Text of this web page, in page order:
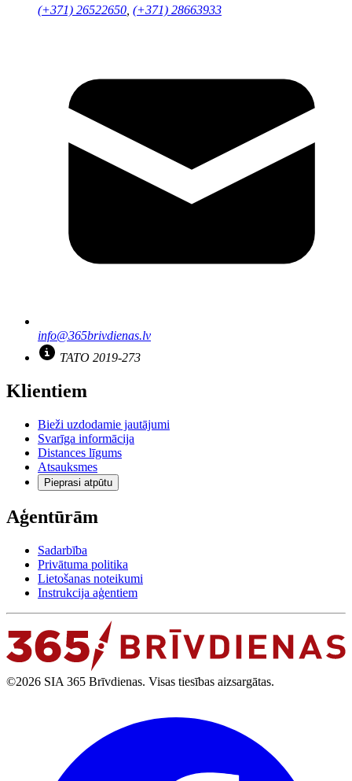
(+371) 26522650, (+371) 28663933
info@365brivdienas.lv
TATO 2019-273
Klientiem
Bieži uzdodamie jautājumi
Svarīga informācija
Distances līgums
Atsauksmes
Pieprasi atpūtu
Aģentūrām
Sadarbība
Privātuma politika
Lietošanas noteikumi
Instrukcija aģentiem
©2026 SIA 365 Brīvdienas. Visas tiesības aizsargātas.